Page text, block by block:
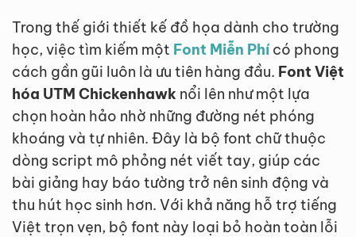
Trong thế giới thiết kế đồ họa dành cho trường
học, việc tìm kiếm một Font Miễn Phícó phong
cách gần gũi luôn là ưu tiên hàng đầu. Font Việt
hóa UTM Chickenhawk nổi lên như một lựa
chọn hoàn hảo nhờ những đường nét phóng
khoáng và tự nhiên. Đây là bộ font chữ thuộc
dòng script mô phỏng nét viết tay, giúp các
bài giảng hay báo tường trở nên sinh động và
thu hút học sinh hơn. Với khả năng hỗ trợ tiếng
Việt trọn vẹn, bộ font này loại bỏ hoàn toàn lỗi